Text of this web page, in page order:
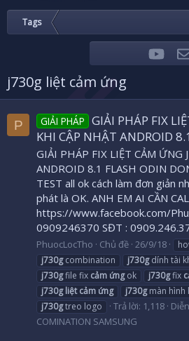
Tags
FacebookTwitter
j730g liệt cảm ứng
P GIẢI PHÁP GIẢI PHÁP FIX
KHI CẬP NHẬT ANDROID
GIẢI PHÁP FIX LIỆT CẢM ỨNG
ANDROID 8.1 FLASH ODIN
TEST all ok cách làm đơn giản
phát là OK. ANH EM AI CẦN
https://www.facebook.com/
0909246370 SĐT :
PhuocLocTho Chủ đề 26/9/18
j730gcombination j730gdính tài
j730gfile fix cảm ứngok j730gfix
j730g liệt cảm ứng j730gmàn hình
j730gtreo logo Trả lời: 1,118
COMINATION SAMSUNG